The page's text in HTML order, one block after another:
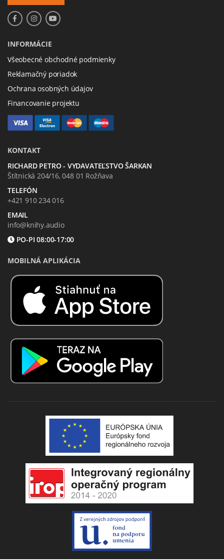
INFORMÁCIE
Všeobecné obchodné podmienky
Reklamačný poriadok
Ochrana osobných údajov
Financovanie projektu
KONTAKT
RICHARD PETRO - VYDAVATEĽSTVO ŠARKAN
Štítnická 204/16, 048 01 Rožňava
TELEFÓN
+421 910 234 016
EMAIL
info@knihy.audio
PO-PI 08:00-17:00
MOBILNÁ APLIKÁCIA